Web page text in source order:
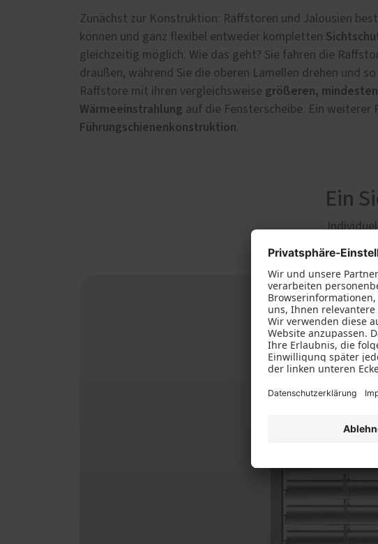
Zunächst zur Konstruktion: Raffstoren und Jalousien
können und ganz flexibel entweder kompletten
gleichzeitig möglich. Wie das geht? Sie fahren die
draußen, während Sie die oberen Lamellen drehen und
Raffstore mit ihren vergleichsweise größeren,
Wärmeeinstrahlung auf die Fensterscheibe. Ein
Führungschienenkonstruktion.
Ein